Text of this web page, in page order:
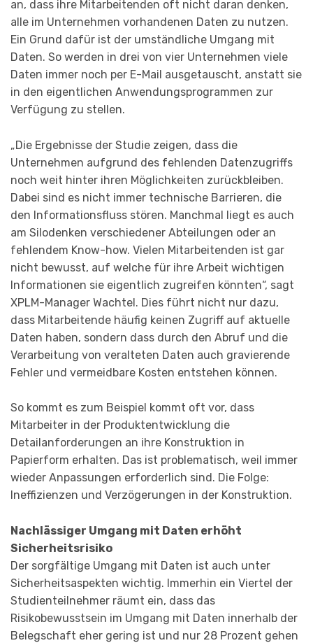
an, dass ihre Mitarbeitenden oft nicht daran denken,
alle im Unternehmen vorhandenen Daten zu nutzen.
Ein Grund dafür ist der umständliche Umgang mit
Daten. So werden in drei von vier Unternehmen viele
Daten immer noch per E-Mail ausgetauscht, anstatt sie
in den eigentlichen Anwendungsprogrammen zur
Verfügung zu stellen.
„Die Ergebnisse der Studie zeigen, dass die
Unternehmen aufgrund des fehlenden Datenzugriffs
noch weit hinter ihren Möglichkeiten zurückbleiben.
Dabei sind es nicht immer technische Barrieren, die
den Informationsfluss stören. Manchmal liegt es auch
am Silodenken verschiedener Abteilungen oder an
fehlendem Know-how. Vielen Mitarbeitenden ist gar
nicht bewusst, auf welche für ihre Arbeit wichtigen
Informationen sie eigentlich zugreifen könnten“, sagt
XPLM-Manager Wachtel. Dies führt nicht nur dazu,
dass Mitarbeitende häufig keinen Zugriff auf aktuelle
Daten haben, sondern dass durch den Abruf und die
Verarbeitung von veralteten Daten auch gravierende
Fehler und vermeidbare Kosten entstehen können.
So kommt es zum Beispiel kommt oft vor, dass
Mitarbeiter in der Produktentwicklung die
Detailanforderungen an ihre Konstruktion in
Papierform erhalten. Das ist problematisch, weil immer
wieder Anpassungen erforderlich sind. Die Folge:
Ineffizienzen und Verzögerungen in der Konstruktion.
Nachlässiger Umgang mit Daten erhöht
Sicherheitsrisiko
Der sorgfältige Umgang mit Daten ist auch unter
Sicherheitsaspekten wichtig. Immerhin ein Viertel der
Studienteilnehmer räumt ein, dass das
Risikobewusstsein im Umgang mit Daten innerhalb der
Belegschaft eher gering ist und nur 28 Prozent gehen